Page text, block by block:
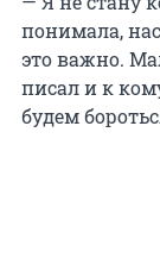
понимала,
это важно.
писал и к
будем